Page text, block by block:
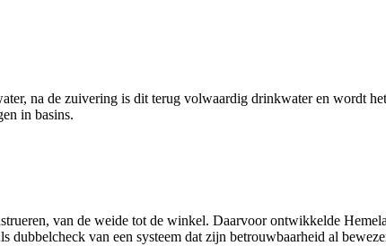
na de zuivering is dit terug volwaardig drinkwater en wordt
in basins.
van de weide tot de winkel. Daarvoor ontwikkelde
van een systeem dat zijn betrouwbaarheid al